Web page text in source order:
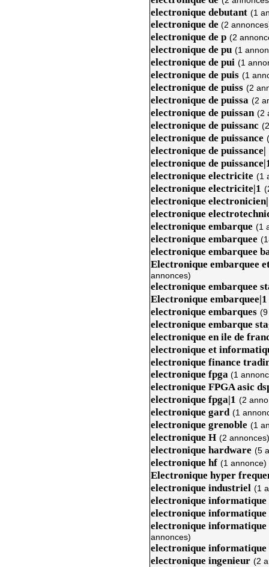
electronique debutant (1
electronique de (2
electronique de p (2
electronique de pu (1
electronique de pui (1
electronique de puis (1
electronique de puiss (2
electronique de puissa (2
electronique de puissan (2
electronique de puissanc
electronique de puissance
electronique de puissance|
electronique de
electronique electricite (1
electronique electricite|1
electronique
electronique
electronique embarque (1
electronique embarquee
electronique embarquee
Electronique embarquee
annonces)
electronique embarquee
Electronique embarquee|1
electronique embarques
electronique embarque
electronique en ile de
electronique et
electronique finance
electronique fpga (1
electronique FPGA asic
electronique fpga|1 (2
electronique gard (1
electronique grenoble (1
electronique H (2 annonces)
electronique hardware (5
electronique hf (1 annonce)
Electronique hyper
electronique industriel (1
electronique informatique
electronique
electronique
annonces)
electronique
electronique ingenieur (2